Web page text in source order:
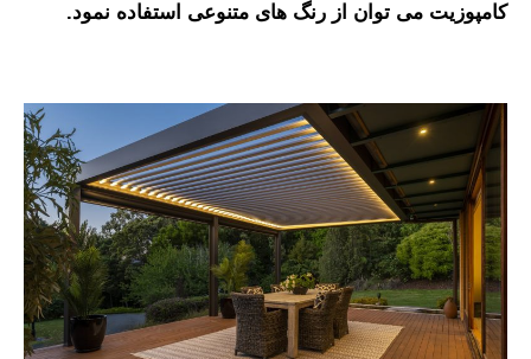
کامپوزیت می توان از رنگ های متنوعی استفاده نمود.